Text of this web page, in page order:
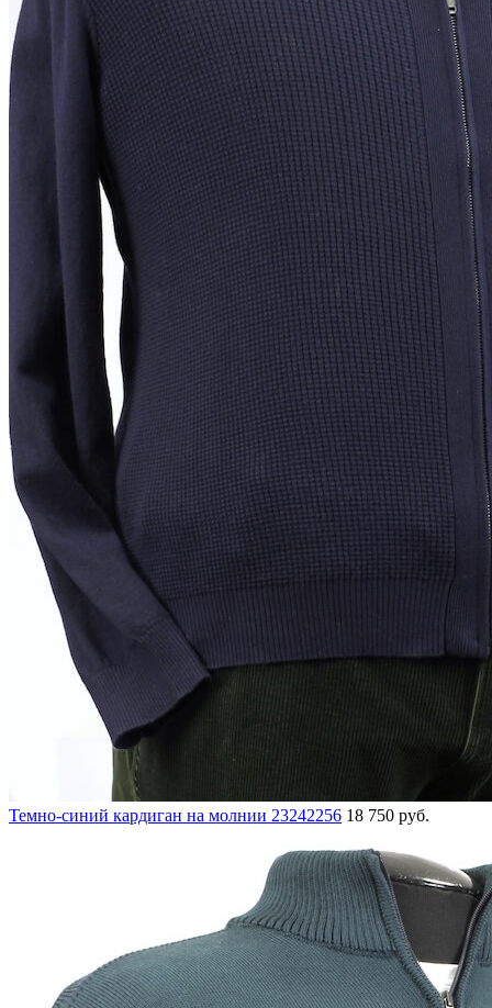
Темно-синий кардиган на молнии 23242256 18 750 руб.